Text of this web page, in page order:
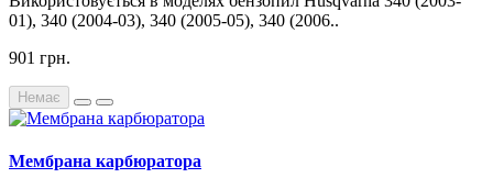
01), 340 (2004-03), 340 (2005-05), 340 (2006..
901 грн.
Немає
Мембрана карбюратора